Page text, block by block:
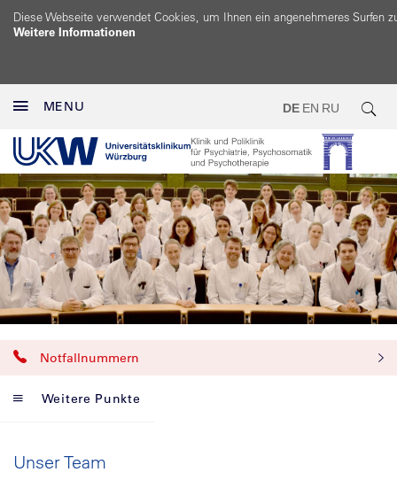
Diese Webseite verwendet Cookies, um Ihnen ein angenehmeres Surfen
Weitere Informationen
MENU DE EN RU
Notfallnummern
Weitere Punkte
Unser Team